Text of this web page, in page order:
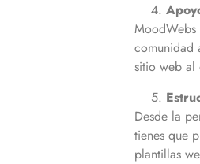
MoodWebs
comunidad
sitio web al
Desde la
tienes que
plantillas